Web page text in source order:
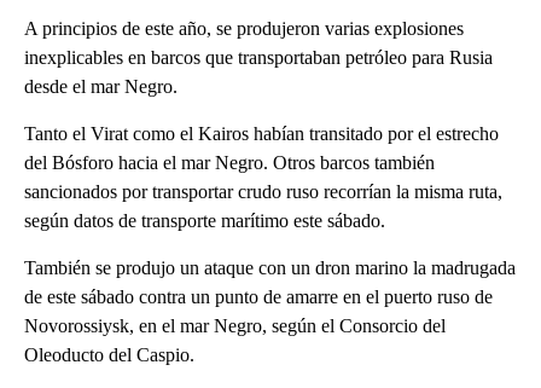
A principios de este año, se produjeron varias explosiones
inexplicables en barcos que transportaban petróleo para Rusia
desde el mar Negro.
Tanto el Virat como el Kairos habían transitado por el estrecho
del Bósforo hacia el mar Negro. Otros barcos también
sancionados por transportar crudo ruso recorrían la misma ruta,
según datos de transporte marítimo este sábado.
También se produjo un ataque con un dron marino la madrugada
de este sábado contra un punto de amarre en el puerto ruso de
Novorossiysk, en el mar Negro, según el Consorcio del
Oleoducto del Caspio.